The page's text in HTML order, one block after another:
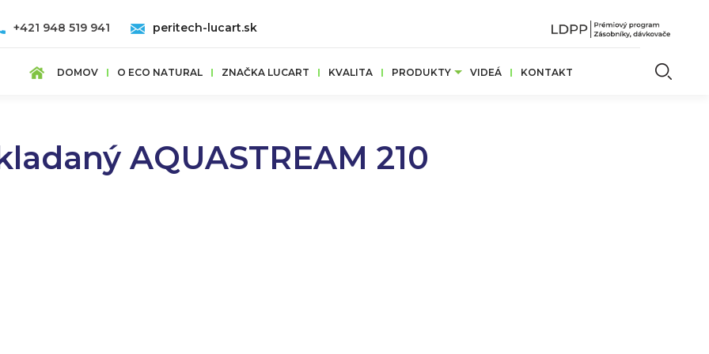
DOMOV O ECO NATURAL ZNAČKA LUCART KVALITA PRODUKTY VIDEÁ KONTAKT
+421 948 519 941 peritech-lucart.sk
AQUASTREAM 210